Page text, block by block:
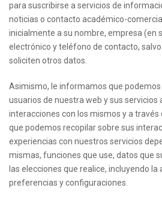
para suscribirse a servicios de
noticias o contacto académico-
inicialmente a su nombre, empresa (en
electrónico y teléfono de contacto,
soliciten otros datos.
Asimismo, le informamos que
usuarios de nuestra web y sus servicios
interacciones con los mismos y a través
que podemos recopilar sobre sus
experiencias con nuestros servicios
mismas, funciones que use, datos que
las elecciones que realice, incluyendo
preferencias y configuraciones.